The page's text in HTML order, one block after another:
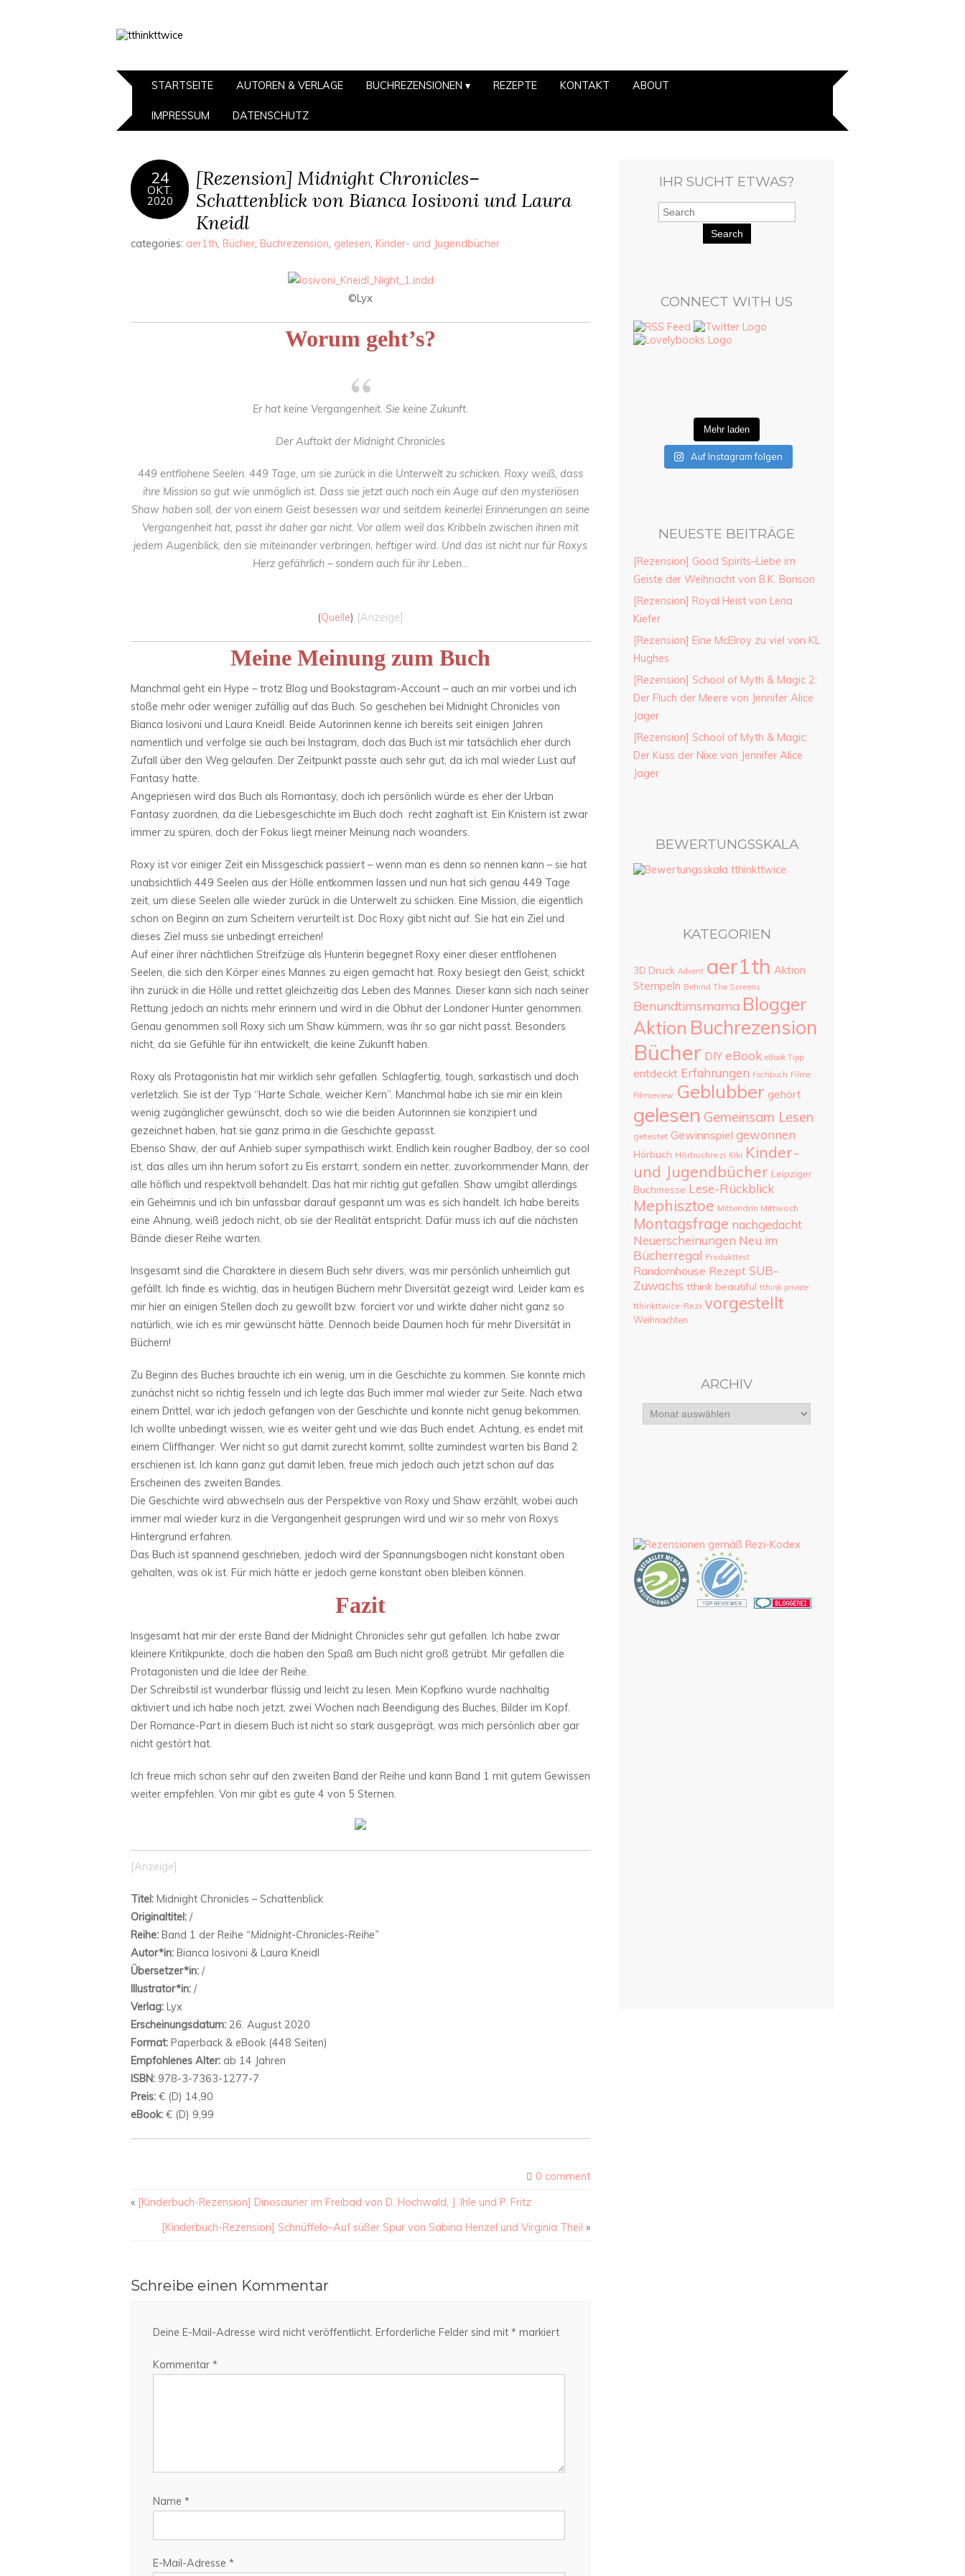
STARTSEITE AUTOREN & VERLAGE BUCHREZENSIONEN REZEPTE KONTAKT ABOUT
IMPRESSUM DATENSCHUTZ
24
OKT.
2020
[Rezension] Midnight Chronicles–
Schattenblick von Bianca Iosivoni und Laura
Kneidl
categories: aer1th, Bücher, Buchrezension, gelesen, Kinder- und Jugendbücher
©Lyx
Worum geht’s?
Er hat keine Vergangenheit. Sie keine Zukunft.
Der Auftakt der Midnight Chronicles
449 entflohene Seelen. 449 Tage, um sie zurück in die Unterwelt zu schicken. Roxy weiß, dass
ihre Mission so gut wie unmöglich ist. Dass sie jetzt auch noch ein Auge auf den mysteriösen
Shaw haben soll, der von einem Geist besessen war und seitdem keinerlei Erinnerungen an seine
Vergangenheit hat, passt ihr daher gar nicht. Vor allem weil das Kribbeln zwischen ihnen mit
jedem Augenblick, den sie miteinander verbringen, heftiger wird. Und das ist nicht nur für Roxys
Herz gefährlich – sondern auch für ihr Leben…
(Quelle) [Anzeige]
Meine Meinung zum Buch
Manchmal geht ein Hype – trotz Blog und Bookstagram-Account – auch an mir vorbei und ich
stoße mehr oder weniger zufällig auf das Buch. So geschehen bei Midnight Chronicles von
Bianca Iosivoni und Laura Kneidl. Beide Autorinnen kenne ich bereits seit einigen Jahren
namentlich und verfolge sie auch bei Instagram, doch das Buch ist mir tatsächlich eher durch
Zufall über den Weg gelaufen. Der Zeitpunkt passte auch sehr gut, da ich mal wieder Lust auf
Fantasy hatte.
Angepriesen wird das Buch als Romantasy, doch ich persönlich würde es eher der Urban
Fantasy zuordnen, da die Liebesgeschichte im Buch doch recht zaghaft ist. Ein Knistern ist zwar
immer zu spüren, doch der Fokus liegt meiner Meinung nach woanders.
Roxy ist vor einiger Zeit ein Missgeschick passiert – wenn man es denn so nennen kann – sie hat
unabsichtlich 449 Seelen aus der Hölle entkommen lassen und nun hat sich genau 449 Tage
zeit, um diese Seelen alle wieder zurück in die Unterwelt zu schicken. Eine Mission, die eigentlich
schon on Beginn an zum Scheitern verurteilt ist. Doc Roxy gibt nicht auf. Sie hat ein Ziel und
dieses Ziel muss sie unbedingt erreichen!
Auf einer ihrer nächtlichen Streifzüge als Hunterin begegnet Roxy einer dieser entflohenen
Seelen, die sich den Körper eines Mannes zu eigen gemacht hat. Roxy besiegt den Geist, schickt
ihn zurück in die Hölle und rettet gleichzeitig das Leben des Mannes. Dieser kann sich nach seiner
Rettung jedoch an nichts mehr erinnern und wird in die Obhut der Londoner Hunter genommen.
Genau genommen soll Roxy sich um Shaw kümmern, was ihr so gar nicht passt. Besonders
nicht, da sie Gefühle für ihn entwickelt, die keine Zukunft haben.
Roxy als Protagonistin hat mir wirklich sehr gefallen. Schlagfertig, tough, sarkastisch und doch
verletzlich. Sie ist der Typ “Harte Schale, weicher Kern”. Manchmal habe ich sie mir ein klein
wenig zugänglicher gewünscht, doch so wie die beiden Autorinnen sie konzipiert und
gezeichnet haben, hat sie ganz prima in die Geschichte gepasst.
Ebenso Shaw, der auf Anhieb super sympathisch wirkt. Endlich kein rougher Badboy, der so cool
ist, das alles um ihn herum sofort zu Eis erstarrt, sondern ein netter, zuvorkommender Mann, der
alle höflich und respektvoll behandelt. Das hat mir richtig gut gefallen. Shaw umgibt allerdings
ein Geheimnis und ich bin unfassbar darauf gespannt um was es sich handelt. Ich habe bereits
eine Ahnung, weiß jedoch nicht, ob sie der Realität entspricht. Dafür muss ich auf die nächsten
Bände dieser Reihe warten.
Insgesamt sind die Charaktere in diesem Buch sehr divers, was mir persönlich unheimlich gut
gefällt. Ich finde es wichtig, das in heutigen Büchern mehr Diversität gezeigt wird. Leider kam es
mir hier an einigen Stellen doch zu gewollt bzw. forciert vor und wirkte daher nicht ganz so
natürlich, wie ich es mir gewünscht hätte. Dennoch beide Daumen hoch für mehr Diversität in
Büchern!
Zu Beginn des Buches brauchte ich ein wenig, um in die Geschichte zu kommen. Sie konnte mich
zunächst nicht so richtig fesseln und ich legte das Buch immer mal wieder zur Seite. Nach etwa
einem Drittel, war ich jedoch gefangen von der Geschichte und konnte nicht genug bekommen.
Ich wollte unbedingt wissen, wie es weiter geht und wie das Buch endet. Achtung, es endet mit
einem Cliffhanger. Wer nicht so gut damit zurecht kommt, sollte zumindest warten bis Band 2
erschienen ist. Ich kann ganz gut damit leben, freue mich jedoch auch jetzt schon auf das
Erscheinen des zweiten Bandes.
Die Geschichte wird abwechseln aus der Perspektive von Roxy und Shaw erzählt, wobei auch
immer mal wieder kurz in die Vergangenheit gesprungen wird und wir so mehr von Roxys
Hintergrund erfahren.
Das Buch ist spannend geschrieben, jedoch wird der Spannungsbogen nicht konstant oben
gehalten, was ok ist. Für mich hätte er jedoch gerne konstant oben bleiben können.
Fazit
Insgesamt hat mir der erste Band der Midnight Chronicles sehr gut gefallen. Ich habe zwar
kleinere Kritikpunkte, doch die haben den Spaß am Buch nicht groß getrübt. Mir gefallen die
Protagonisten und die Idee der Reihe.
Der Schreibstil ist wunderbar flüssig und leicht zu lesen. Mein Kopfkino wurde nachhaltig
aktiviert und ich habe noch jetzt, zwei Wochen nach Beendigung des Buches, Bilder im Kopf.
Der Romance-Part in diesem Buch ist nicht so stark ausgeprägt, was mich persönlich aber gar
nicht gestört hat.
Ich freue mich schon sehr auf den zweiten Band der Reihe und kann Band 1 mit gutem Gewissen
weiter empfehlen. Von mir gibt es gute 4 von 5 Sternen.
[Anzeige]
Titel: Midnight Chronicles – Schattenblick
Originaltitel: /
Reihe: Band 1 der Reihe “Midnight-Chronicles-Reihe”
Autor*in: Bianca Iosivoni & Laura Kneidl
Übersetzer*in: /
Illustrator*in: /
Verlag: Lyx
Erscheinungsdatum: 26. August 2020
Format: Paperback & eBook (448 Seiten)
Empfohlenes Alter: ab 14 Jahren
ISBN: 978-3-7363-1277-7
Preis: € (D) 14,90
eBook: € (D) 9,99
0 comment
« [Kinderbuch-Rezension] Dinosaurier im Freibad von D. Hochwald, J. Ihle und P. Fritz
[Kinderbuch-Rezension] Schnüffelo–Auf süßer Spur von Sabina Henzel und Virginia Theil »
Schreibe einen Kommentar
Deine E-Mail-Adresse wird nicht veröffentlicht. Erforderliche Felder sind mit * markiert
Kommentar *
Name *
E-Mail-Adresse *
IHR SUCHT ETWAS?
Search
CONNECT WITH US
Mehr laden
Auf Instagram folgen
NEUESTE BEITRÄGE
[Rezension] Good Spirits–Liebe im
Geiste der Weihnacht von B.K. Borison
[Rezension] Royal Heist von Lena
Kiefer
[Rezension] Eine McElroy zu viel von KL
Hughes
[Rezension] School of Myth & Magic 2:
Der Fluch der Meere von Jennifer Alice
Jager
[Rezension] School of Myth & Magic:
Der Kuss der Nixe von Jennifer Alice
Jager
BEWERTUNGSSKALA
KATEGORIEN
3D Druck Advent aer1th Aktion
Stempeln Behind The Screens
Benundtimsmama Blogger
Aktion Buchrezension
Bücher DIY eBook eBook Tipp
entdeckt Erfahrungen Fachbuch Filme
Filmreview Geblubber gehört
gelesen Gemeinsam Lesen
getestet Gewinnspiel gewonnen
Hörbuch Hörbuchrezi Kiki Kinder-
und Jugendbücher Leipziger
Buchmesse Lese-Rückblick
Mephisztoe Mittendrin Mittwoch
Montagsfrage nachgedacht
Neuerscheinungen Neu im
Bücherregal Produkttest
Randomhouse Rezept SUB-
Zuwachs tthink beautiful tthink private
tthinkttwice-Rezi vorgestellt
Weihnachten
ARCHIV